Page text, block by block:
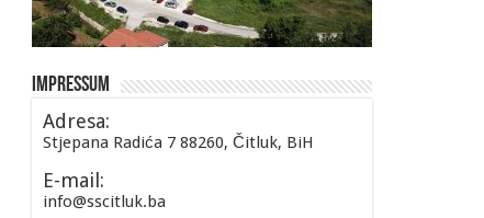
Impressum
Adresa:
Stjepana Radića 7 88260, Čitluk, BiH
E-mail:
info@sscitluk.ba